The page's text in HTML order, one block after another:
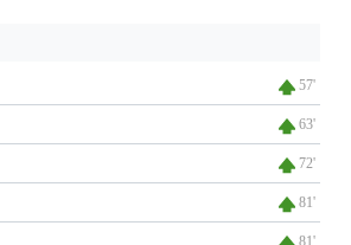
57'
63'
72'
81'
81'